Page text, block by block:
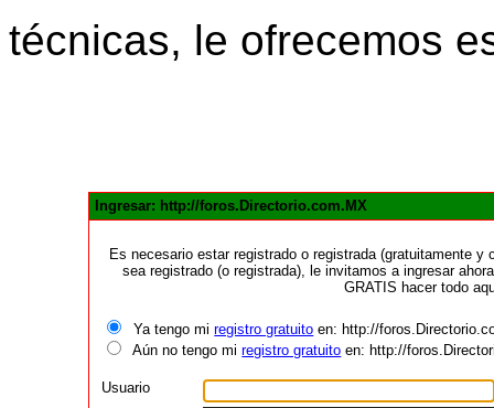
técnicas, le ofrecemos
Ingresar: http://foros.Directorio.com.MX
Es necesario estar registrado o registrada (gratuitamente
sea registrado (o registrada), le invitamos a ingresar
GRATIS hacer todo
Ya tengo miregistro gratuito en: http://
Aún no tengo miregistro gratuito en: http://
Usuario